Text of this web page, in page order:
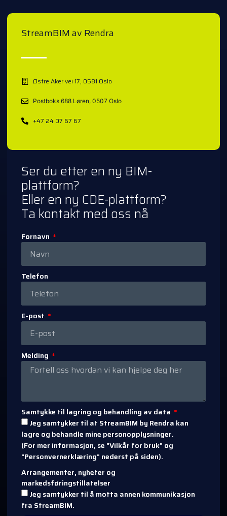
StreamBIM av Rendra
Østre Aker vei 17, 0581 Oslo
Postboks 688 Løren, 0507 Oslo
+47 24 07 67 67
Ser du etter en ny BIM-
plattform?
Eller en ny CDE-plattform?
Ta kontakt med oss nå
Fornavn
Telefon
E-post
Melding
Samtykke til lagring og behandling av data
Jeg samtykker til at StreamBIM by Rendra kan
lagre og behandle mine personopplysninger.
(For mer informasjon, se "Vilkår for bruk" og
"Personvernerklæring" nederst på siden).
Arrangementer, nyheter og
markedsføringstillatelser
Jeg samtykker til å motta annen kommunikasjon
fra StreamBIM.